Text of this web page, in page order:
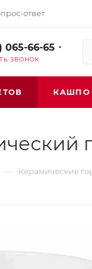
ответ
065-66-65
ЗВОНОК
КАШПО
— Керамические